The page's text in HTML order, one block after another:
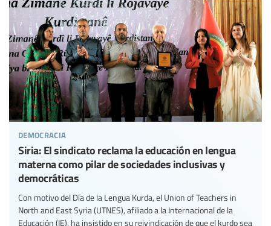
democracia
Siria: El sindicato reclama la educación en lengua
materna como pilar de sociedades inclusivas y
democráticas
Con motivo del Día de la Lengua Kurda, el Union of Teachers in
North and East Syria (UTNES), afiliado a la Internacional de la
Educación (IE), ha insistido en su reivindicación de que el kurdo sea